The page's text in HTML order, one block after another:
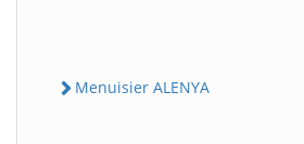
Menuisier ALENYA